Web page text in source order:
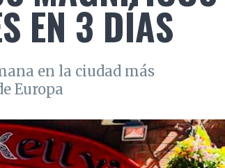
EN 3 DÍAS
en la ciudad más
Europa